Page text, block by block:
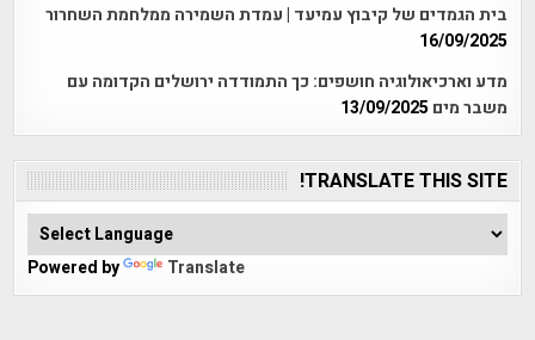
בית הגמדים של קיבוץ עמיעד | עמדת השמירה ממלחמת השחרור
16/09/2025
מדע וארכיאולוגיה חושפים: כך התמודדה ירושלים הקדומה עם
משבר מים 13/09/2025
TRANSLATE THIS SITE!
Powered by Translate